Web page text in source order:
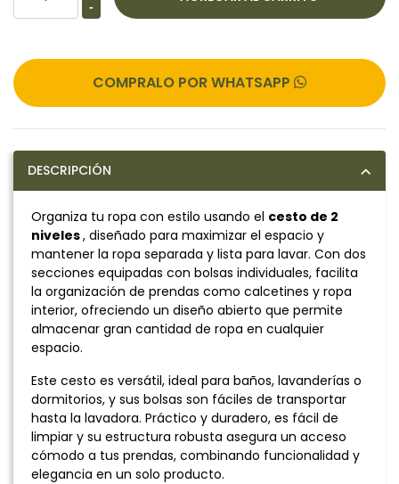
-
COMPRALO POR WHATSAPP
DESCRIPCIÓN
Organiza tu ropa con estilo usando el cesto de 2
niveles, diseñado para maximizar el espacio y
mantener la ropa separada y lista para lavar. Con dos
secciones equipadas con bolsas individuales, facilita
la organización de prendas como calcetines y ropa
interior, ofreciendo un diseño abierto que permite
almacenar gran cantidad de ropa en cualquier
espacio.
Este cesto es versátil, ideal para baños, lavanderías o
dormitorios, y sus bolsas son fáciles de transportar
hasta la lavadora. Práctico y duradero, es fácil de
limpiar y su estructura robusta asegura un acceso
cómodo a tus prendas, combinando funcionalidad y
elegancia en un solo producto.